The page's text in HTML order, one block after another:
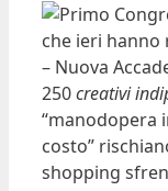
che ieri hanno
– Nuova
250creativi
“manodopera
costo”
shopping